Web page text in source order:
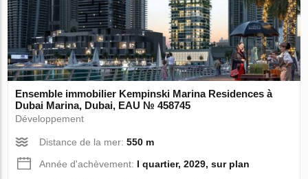
Ensemble immobilier Kempinski Marina Residences à
Dubai Marina, Dubai, EAU № 458745
Développement
Distance de la mer:550 m
Année d'achèvement: I quartier, 2029, sur plan